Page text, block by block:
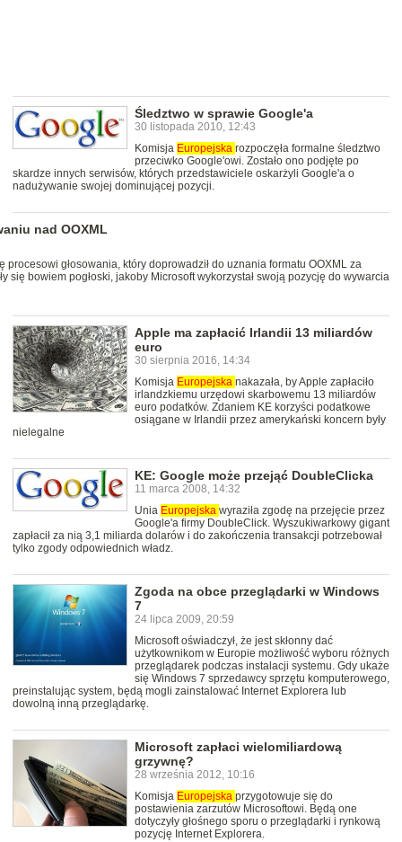
Śledztwo w sprawie Google'a
30 listopada 2010, 12:43
Komisja Europejska rozpoczęła formalne śledztwo
przeciwko Google'owi. Zostało ono podjęte po
skardze innych serwisów, których przedstawiciele oskarżyli Google'a o
nadużywanie swojej dominującej pozycji.
nad OOXML
procesowi głosowania, który doprowadził do uznania formatu OOXML za
się bowiem pogłoski, jakoby Microsoft wykorzystał swoją pozycję do wywarcia
Apple ma zapłacić Irlandii 13 miliardów
euro
30 sierpnia 2016, 14:34
Komisja Europejska nakazała, by Apple zapłaciło
irlandzkiemu urzędowi skarbowemu 13 miliardów
euro podatków. Zdaniem KE korzyści podatkowe
osiągane w Irlandii przez amerykański koncern były
nielegalne
KE: Google może przejąć DoubleClicka
11 marca 2008, 14:32
Unia Europejska wyraziła zgodę na przejęcie przez
Google'a firmy DoubleClick. Wyszukiwarkowy gigant
zapłacił za nią 3,1 miliarda dolarów i do zakończenia transakcji potrzebował
tylko zgody odpowiednich władz.
Zgoda na obce przeglądarki w Windows
7
24 lipca 2009, 20:59
Microsoft oświadczył, że jest skłonny dać
użytkownikom w Europie możliwość wyboru różnych
przeglądarek podczas instalacji systemu. Gdy ukaże
się Windows 7 sprzedawcy sprzętu komputerowego,
preinstalując system, będą mogli zainstalować Internet Explorera lub
dowolną inną przeglądarkę.
Microsoft zapłaci wielomiliardową
grzywnę?
28 września 2012, 10:16
Komisja Europejska przygotowuje się do
postawienia zarzutów Microsoftowi. Będą one
dotyczyły głośnego sporu o przeglądarki i rynkową
pozycję Internet Explorera.